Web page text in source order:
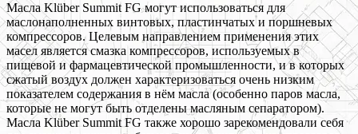
Масла Klüber Summit FG могут использоваться для
маслонаполненных винтовых, пластинчатых и поршневых
компрессоров. Целевым направлением применения этих
масел является смазка компрессоров, используемых в
пищевой и фармацевтической промышленности, и в которых
сжатый воздух должен характеризоваться очень низким
показателем содержания в нём масла (особенно паров масла,
которые не могут быть отделены масляным сепаратором).
Масла Klüber Summit FG также хорошо зарекомендовали себя